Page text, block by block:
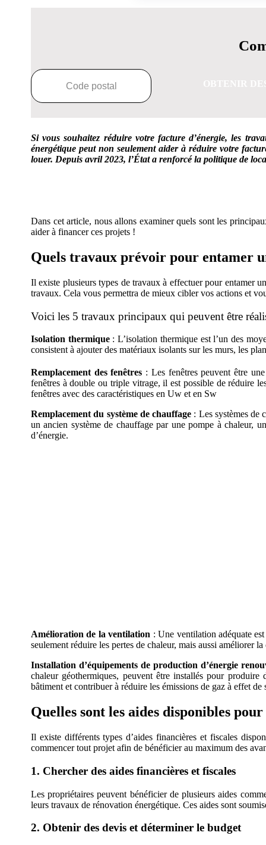
Si vous souhaitez réduire votre facture d’énergie, les
énergétique peut non seulement aider à réduire votre
louer. Depuis avril 2023, l’État a renforcé la politique de
Dans cet article, nous allons examiner quels sont les
aider à financer ces projets !
Quels travaux prévoir pour entamer
Il existe plusieurs types de travaux à effectuer pour entamer
travaux. Cela vous permettra de mieux cibler vos actions et
Voici les 5 travaux principaux qui peuvent être
Isolation thermique: L’isolation thermique est l’un des
consistent à ajouter des matériaux isolants sur les murs, les
Remplacement des fenêtres : Les fenêtres peuvent être
fenêtres à double ou triple vitrage, il est possible de réduire
fenêtres avec des caractéristiques en Uw et en Sw
Remplacement du système de chauffage : Les systèmes de
un ancien système de chauffage par une pompe à chaleur,
d’énergie.
Amélioration de la ventilation : Une ventilation adéquate
seulement réduire les pertes de chaleur, mais aussi améliorer
Installation d’équipements de production d’énergie
chaleur géothermiques, peuvent être installés pour
bâtiment et contribuer à réduire les émissions de gaz à effet de
Quelles sont les aides disponibles
Il existe différents types d’aides financières et fiscales
commencer tout projet afin de bénéficier au maximum des
1. Chercher des aides financières et fiscales
Les propriétaires peuvent bénéficier de plusieurs aides
leurs travaux de rénovation énergétique. Ces aides sont
2. Obtenir des devis et déterminer le budget